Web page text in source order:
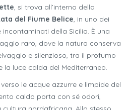
, si trova all’interno della
del Fiume Belice, in uno dei
della Sicilia. È una
raro, dove la natura conserva
e silenzioso, tra il profumo
la luce calda del Mediterraneo.
le acque azzurre e limpide del
caldo porta con sé odori,